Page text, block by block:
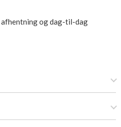
afhentning og dag-til-dag